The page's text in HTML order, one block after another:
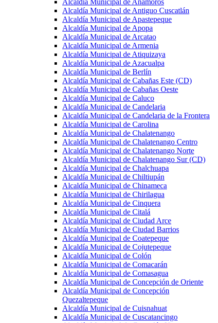
Alcaldía Municipal de Anamorós
Alcaldía Municipal de Antiguo Cuscatlán
Alcaldía Municipal de Apastepeque
Alcaldía Municipal de Apopa
Alcaldía Municipal de Arcatao
Alcaldía Municipal de Armenia
Alcaldía Municipal de Atiquizaya
Alcaldía Municipal de Azacualpa
Alcaldía Municipal de Berlín
Alcaldía Municipal de Cabañas Este (CD)
Alcaldía Municipal de Cabañas Oeste
Alcaldía Municipal de Caluco
Alcaldía Municipal de Candelaria
Alcaldía Municipal de Candelaria de la Frontera
Alcaldía Municipal de Carolina
Alcaldía Municipal de Chalatenango
Alcaldía Municipal de Chalatenango Centro
Alcaldía Municipal de Chalatenango Norte
Alcaldía Municipal de Chalatenango Sur (CD)
Alcaldía Municipal de Chalchuapa
Alcaldía Municipal de Chiltiupán
Alcaldía Municipal de Chinameca
Alcaldía Municipal de Chirilagua
Alcaldía Municipal de Cinquera
Alcaldía Municipal de Citalá
Alcaldía Municipal de Ciudad Arce
Alcaldía Municipal de Ciudad Barrios
Alcaldía Municipal de Coatepeque
Alcaldía Municipal de Cojutepeque
Alcaldía Municipal de Colón
Alcaldía Municipal de Comacarán
Alcaldía Municipal de Comasagua
Alcaldía Municipal de Concepción de Oriente
Alcaldía Municipal de Concepción
Quezaltepeque
Alcaldía Municipal de Cuisnahuat
Alcaldía Municipal de Cuscatancingo